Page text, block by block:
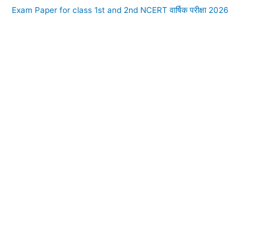
Exam Paper for class 1st and 2nd NCERT वार्षिक परीक्षा 2026